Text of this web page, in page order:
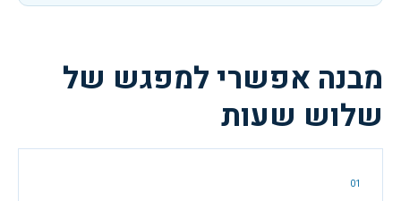
מבנה אפשרי למפגש של
שלוש שעות
01